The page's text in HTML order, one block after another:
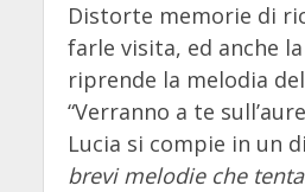
Distorte memorie di
farle visita, ed anche
riprende la melodia
“Verranno a te
Lucia si compie in un
brevi melodie che